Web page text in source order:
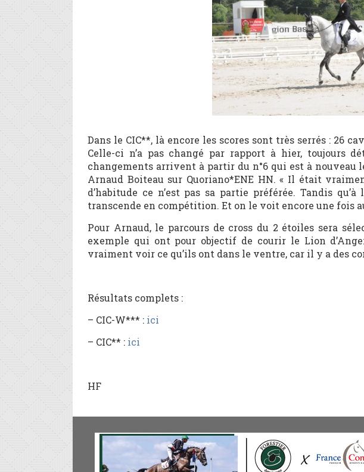
Dans le CIC**, là encore les scores sont très serrés : 26
Celle-ci n’a pas changé par rapport à hier, toujours
changements arrivent à partir du n°6 qui est à nouveau
Arnaud Boiteau sur Quoriano*ENE HN. « Il était
d’habitude ce n’est pas sa partie préférée. Tandis
transcende en compétition. Et on le voit encore une fois
Pour Arnaud, le parcours de cross du 2 étoiles sera
exemple qui ont pour objectif de courir le Lion
vraiment voir ce qu’ils ont dans le ventre, car il y a des
Résultats complets :
– CIC-W*** : ici
– CIC** : ici
HF